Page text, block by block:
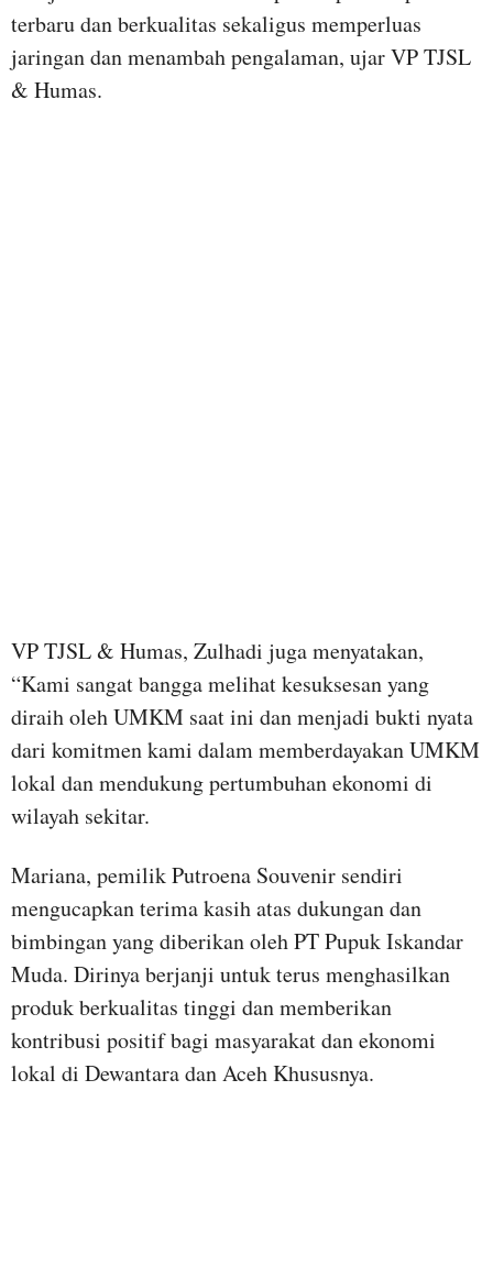
terbaru dan berkualitas sekaligus memperluas
jaringan dan menambah pengalaman, ujar VP TJSL
& Humas.
VP TJSL & Humas, Zulhadi juga menyatakan,
“Kami sangat bangga melihat kesuksesan yang
diraih oleh UMKM saat ini dan menjadi bukti nyata
dari komitmen kami dalam memberdayakan UMKM
lokal dan mendukung pertumbuhan ekonomi di
wilayah sekitar.
Mariana, pemilik Putroena Souvenir sendiri
mengucapkan terima kasih atas dukungan dan
bimbingan yang diberikan oleh PT Pupuk Iskandar
Muda. Dirinya berjanji untuk terus menghasilkan
produk berkualitas tinggi dan memberikan
kontribusi positif bagi masyarakat dan ekonomi
lokal di Dewantara dan Aceh Khususnya.